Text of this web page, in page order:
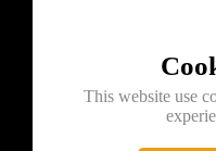
This website use
Kontakt